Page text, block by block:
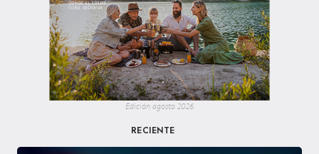
Edición agosto 2026
RECIENTE